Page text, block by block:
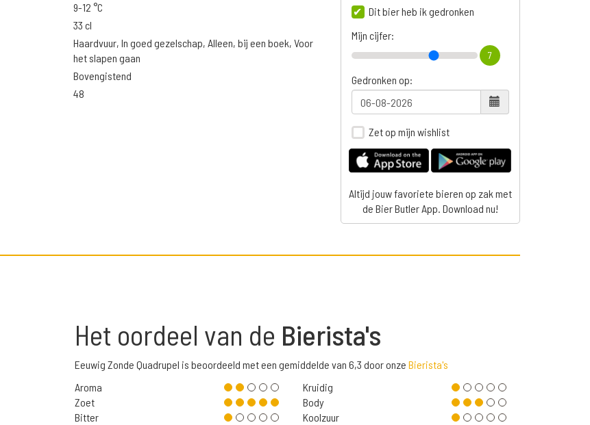
9-12 °C
33 cl
Haardvuur, In goed gezelschap, Alleen, bij een boek, Voor
het slapen gaan
Bovengistend
48
Dit bier heb ik gedronken
Mijn cijfer:
7
Gedronken op:
Zet op mijn wishlist
Altijd jouw favoriete bieren op zak met
de Bier Butler App. Download nu!
Het oordeel van de Bierista's
Eeuwig Zonde Quadrupel is beoordeeld met een gemiddelde van 6,3 door onze Bierista's
Aroma
Zoet
Bitter
Kruidig
Body
Koolzuur